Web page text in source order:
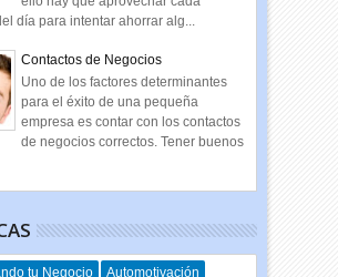
día para intentar ahorrar alg...
Contactos de Negocios
Uno de los factores determinantes
para el éxito de una pequeña
empresa es contar con los contactos
de negocios correctos. Tener buenos
tu Negocio
Automotivación